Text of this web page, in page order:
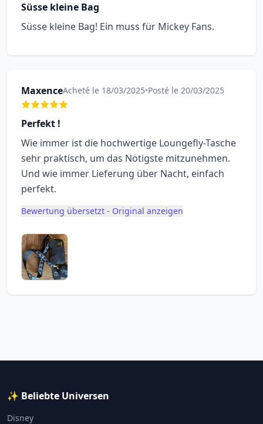
Süsse kleine Bag
Süsse kleine Bag! Ein muss für Mickey Fans.
MaxenceAcheté le 18/03/2025•Posté le 20/03/2025
Perfekt !
Wie immer ist die hochwertige Loungefly-Tasche
sehr praktisch, um das Nötigste mitzunehmen.
Und wie immer Lieferung über Nacht, einfach
perfekt.
Bewertung übersetzt - Original anzeigen
✨ Beliebte Universen
Disney